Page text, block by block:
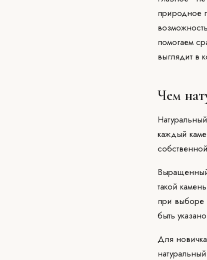
природное
помогаем
выглядит в
Чем
каждый
Выращенный
такой
при выборе
быть
Для